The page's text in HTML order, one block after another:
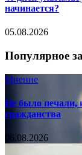
начинается?
05.08.2026
Популярное
Мнение
Не было печали,
гражданства
06.08.2026